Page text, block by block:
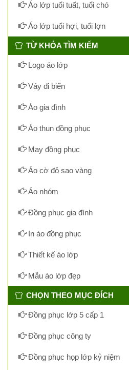
Áo lớp tuổi tuất, tuổi chó
Áo lớp tuổi hợi, tuổi lợn
TỪ KHÓA TÌM KIẾM
Logo áo lớp
Váy đi biển
Áo gia đình
Áo thun đồng phục
May đồng phục
Áo cờ đỏ sao vàng
Áo nhóm
Đồng phục gia đình
In áo đồng phục
Thiết kế áo lớp
Mẫu áo lớp đẹp
CHỌN THEO MỤC ĐÍCH
Đồng phục lớp 5 cấp 1
Đồng phục công ty
Đồng phục họp lớp kỷ niệm